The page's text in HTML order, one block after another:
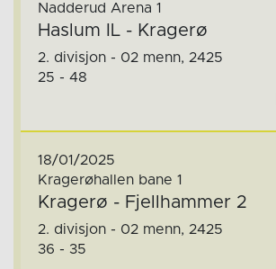
Nadderud Arena 1
Haslum IL - Kragerø
2. divisjon - 02 menn, 2425
25 - 48
18/01/2025
Kragerøhallen bane 1
Kragerø - Fjellhammer 2
2. divisjon - 02 menn, 2425
36 - 35